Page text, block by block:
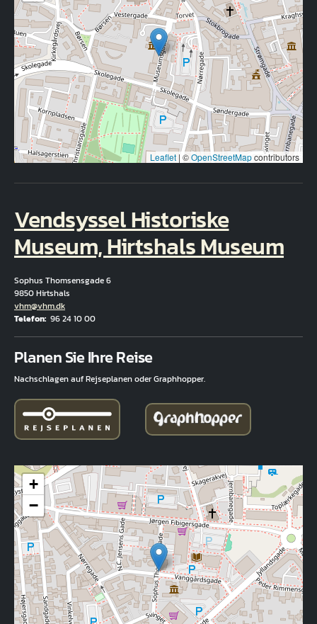
Leaflet | ©OpenStreetMapcontributors
Vendsyssel Historiske
Museum, Hirtshals Museum
Sophus Thomsensgade 6
9850 Hirtshals
E-Mail
vhm@vhm.dk
Telefon 96 24 10 00
Planen Sie Ihre Reise
Nachschlagen auf Rejseplanen oder Graphhopper.
+
−